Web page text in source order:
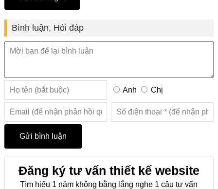
Bình luận, Hỏi đáp
Anh Chị
Đăng ký tư vấn thiết kế website
Tìm hiểu 1 năm không bằng lắng nghe 1 câu tư vấn